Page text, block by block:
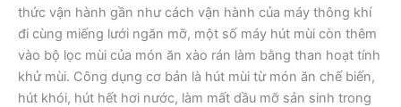
thức vận hành gần như cách vận hành của máy thông khí
đi cùng miếng lưới ngăn mỡ, một số máy hút mùi còn thêm
vào bộ lọc mùi của món ăn xào rán làm bằng than hoạt tính
khử mùi. Công dụng cơ bản là hút mùi từ món ăn chế biến,
hút khói, hút hết hơi nước, làm mất dầu mỡ sản sinh trong